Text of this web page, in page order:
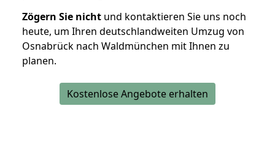
Zögern Sie nicht und kontaktieren Sie uns noch
heute, um Ihren deutschlandweiten Umzug von
Osnabrück nach Waldmünchen mit Ihnen zu
planen.
Kostenlose Angebote erhalten